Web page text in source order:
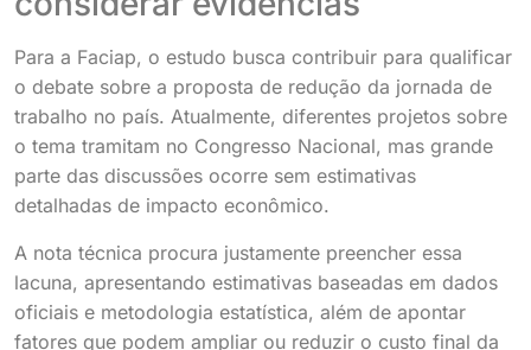
Para a Faciap, o estudo busca contribuir para qualificar
o debate sobre a proposta de redução da jornada de
trabalho no país. Atualmente, diferentes projetos sobre
o tema tramitam no Congresso Nacional, mas grande
parte das discussões ocorre sem estimativas
detalhadas de impacto econômico.
A nota técnica procura justamente preencher essa
lacuna, apresentando estimativas baseadas em dados
oficiais e metodologia estatística, além de apontar
fatores que podem ampliar ou reduzir o custo final da